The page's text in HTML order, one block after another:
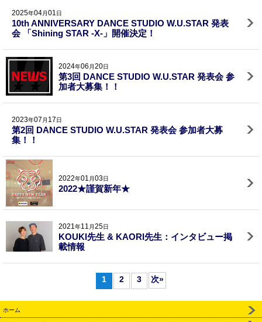
2025年04月 01 日
10th ANNIVERSARY DANCE STUDIO W.U.STAR 発表
会 「Shining STAR -X-」開催決定！
2024年06月 20日
第3回 DANCE STUDIO W.U.STAR 発表会 参
加者大募集！！
2023年07月 17 日
第2回 DANCE STUDIO W.U.STAR 発表会 参加者大募
集！！
2022年01月 03日
2022★謹賀新年★
2021年11月 25日
KOUKI先生 & KAORI先生：インタビュー掲
載情報
1 2 3 次»
ホーム